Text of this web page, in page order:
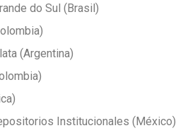
do Sul (Brasil)
(Argentina)
Institucionales (México)